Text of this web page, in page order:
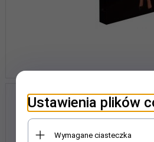
Ustawienia plików
Wymagane ciasteczka